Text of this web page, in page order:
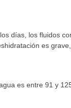
días, los fluidos
es
es entre 91 y